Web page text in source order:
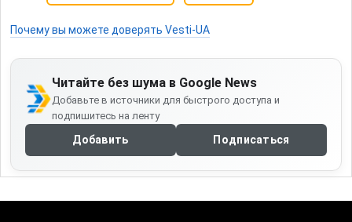
Почему вы можете доверять Vesti-UA
Читайте без шума в Google News
Добавьте в источники для быстрого доступа и
подпишитесь на ленту
Добавить Подписаться